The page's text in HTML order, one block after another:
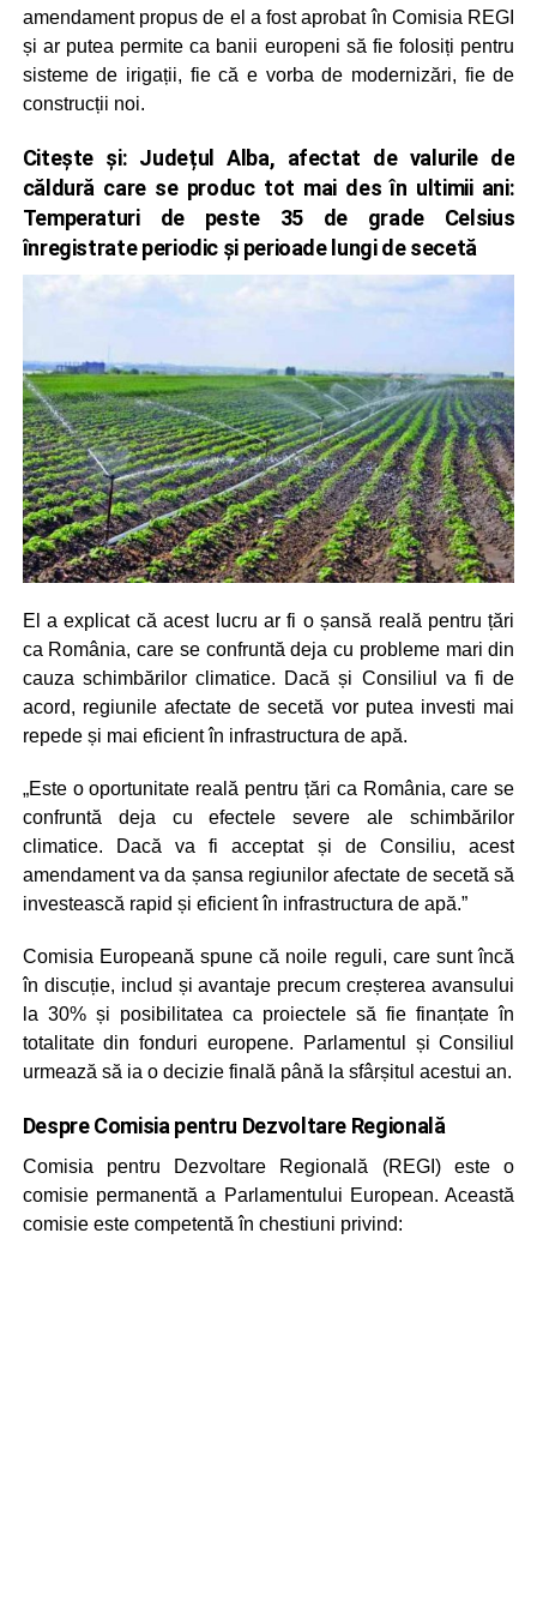
amendament propus de el a fost aprobat în Comisia REGI
și ar putea permite ca banii europeni să fie folosiți pentru
sisteme de irigații, fie că e vorba de modernizări, fie de
construcții noi.
Citește și: Județul Alba, afectat de valurile de
căldură care se produc tot mai des în ultimii ani:
Temperaturi de peste 35 de grade Celsius
înregistrate periodic și perioade lungi de secetă
El a explicat că acest lucru ar fi o șansă reală pentru țări
ca România, care se confruntă deja cu probleme mari din
cauza schimbărilor climatice. Dacă și Consiliul va fi de
acord, regiunile afectate de secetă vor putea investi mai
repede și mai eficient în infrastructura de apă.
„Este o oportunitate reală pentru țări ca România, care se
confruntă deja cu efectele severe ale schimbărilor
climatice. Dacă va fi acceptat și de Consiliu, acest
amendament va da șansa regiunilor afectate de secetă să
investească rapid și eficient în infrastructura de apă.”
Comisia Europeană spune că noile reguli, care sunt încă
în discuție, includ și avantaje precum creșterea avansului
la 30% și posibilitatea ca proiectele să fie finanțate în
totalitate din fonduri europene. Parlamentul și Consiliul
urmează să ia o decizie finală până la sfârșitul acestui an.
Despre Comisia pentru Dezvoltare Regională
Comisia pentru Dezvoltare Regională (REGI) este o
comisie permanentă a Parlamentului European. Această
comisie este competentă în chestiuni privind: